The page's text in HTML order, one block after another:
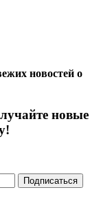
новостей о
новые